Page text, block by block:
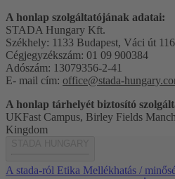
A honlap szolgáltatójának adatai:
STADA Hungary Kft.
Székhely: 1133 Budapest, Váci út
Cégjegyzékszám: 01 09 900384
Adószám: 13079356-2-41
E- mail cím: office@stada-
A honlap tárhelyét biztosító
UKFast Campus, Birley Fields
Kingdom
A stada-ról Etika Mellékhatás /